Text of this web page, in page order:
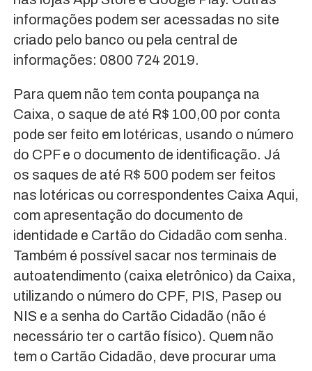
informações podem ser acessadas no site
criado pelo banco ou pela central de
informações: 0800 724 2019.
Para quem não tem conta poupança na
Caixa, o saque de até R$ 100,00 por conta
pode ser feito em lotéricas, usando o número
do CPF e o documento de identificação. Já
os saques de até R$ 500 podem ser feitos
nas lotéricas ou correspondentes Caixa Aqui,
com apresentação do documento de
identidade e Cartão do Cidadão com senha.
Também é possível sacar nos terminais de
autoatendimento (caixa eletrônico) da Caixa,
utilizando o número do CPF, PIS, Pasep ou
NIS e a senha do Cartão Cidadão (não é
necessário ter o cartão físico). Quem não
tem o Cartão Cidadão, deve procurar uma